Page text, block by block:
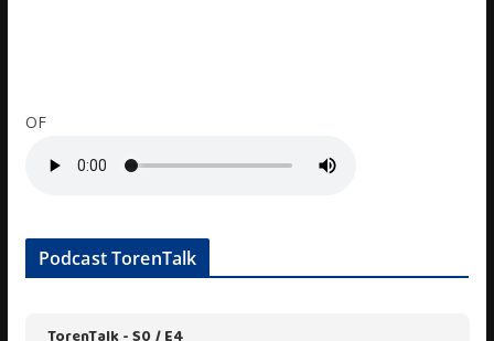
OF
Podcast TorenTalk